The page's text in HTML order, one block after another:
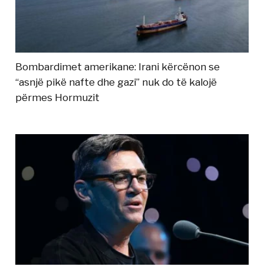
Bombardimet amerikane: Irani kërcënon se
“asnjë pikë nafte dhe gazi” nuk do të kalojë
përmes Hormuzit